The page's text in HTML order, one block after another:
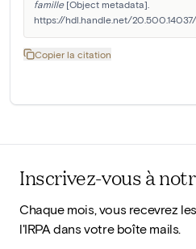
famille [Object metadata].
https://hdl.handle.net/20.500.14037/
Copier la citation
Inscrivez-vous à
Chaque mois, vous recevrez
l'IRPA dans votre boîte mails.